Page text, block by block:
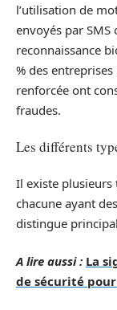
l’utilisation de
envoyés par SMS
reconnaissance
% des
renforcée ont
fraudes.
Les différents
Il existe plusieurs
chacune ayant
distingue
A lire aussi : La
de sécurité